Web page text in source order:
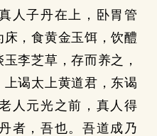
人子丹在上，卧胃管
，食黄金玉饵，饮醴
李芝草，存而养之，
谒太上黄道君，东谒
人元光之前，真人得
者，吾也。吾道成乃